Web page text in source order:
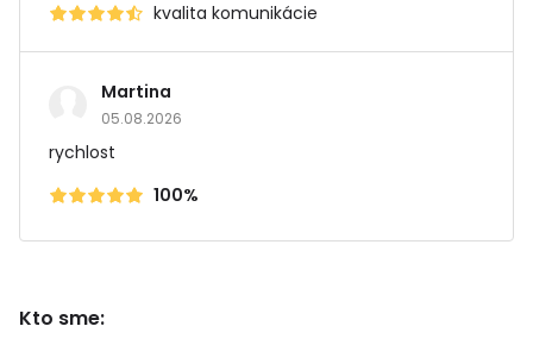
kvalita komunikácie
Martina
05.08.2026
rychlost
100%
Kto sme: